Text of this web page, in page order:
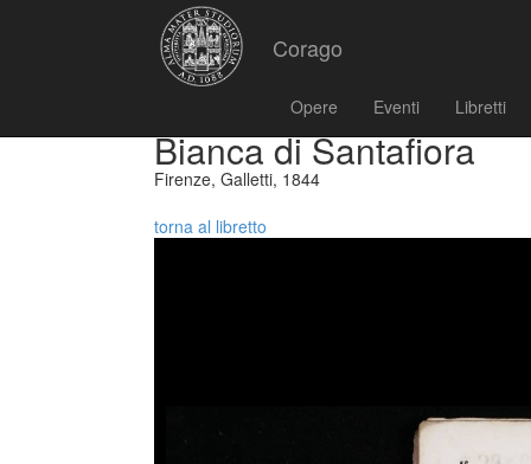
Corago
Opere Eventi Libretti
Bianca di Santafiora
Firenze, Galletti, 1844
torna al libretto